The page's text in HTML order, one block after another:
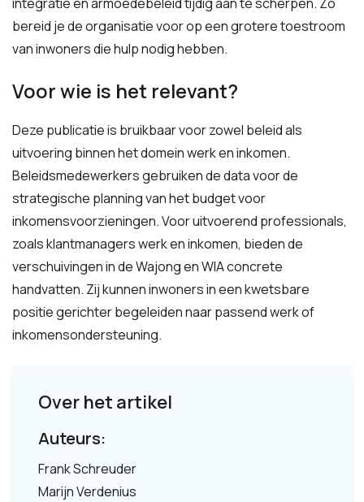
bereid je de organisatie voor op een grotere toestroom
van inwoners die hulp nodig hebben.
Voor wie is het relevant?
Deze publicatie is bruikbaar voor zowel beleid als
uitvoering binnen het domein werk en inkomen.
Beleidsmedewerkers gebruiken de data voor de
strategische planning van het budget voor
inkomensvoorzieningen. Voor uitvoerend professionals,
zoals klantmanagers werk en inkomen, bieden de
verschuivingen in de Wajong en WIA concrete
handvatten. Zij kunnen inwoners in een kwetsbare
positie gerichter begeleiden naar passend werk of
inkomensondersteuning.
Over het artikel
Auteurs:
Frank Schreuder
Marijn Verdenius